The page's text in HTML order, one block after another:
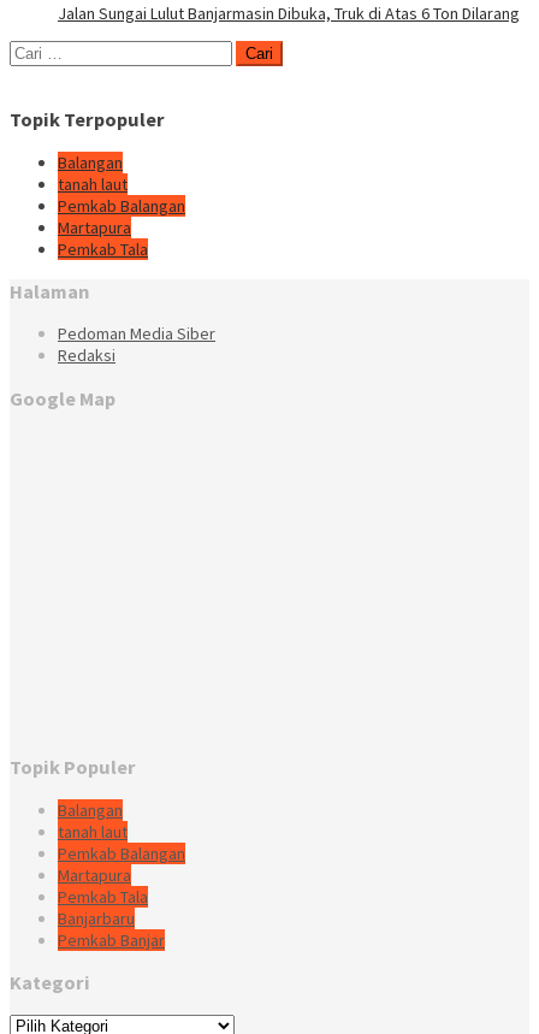
Jalan Sungai Lulut Banjarmasin Dibuka, Truk di Atas 6 Ton Dilarang
Cari
untuk:
Topik Terpopuler
Balangan
tanah laut
Pemkab Balangan
Martapura
Pemkab Tala
Halaman
Pedoman Media Siber
Redaksi
Google Map
Topik Populer
Balangan
tanah laut
Pemkab Balangan
Martapura
Pemkab Tala
Banjarbaru
Pemkab Banjar
Kategori
Kategori